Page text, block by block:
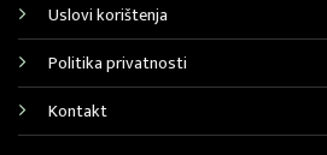
Uslovi korištenja
Politika privatnosti
Kontakt